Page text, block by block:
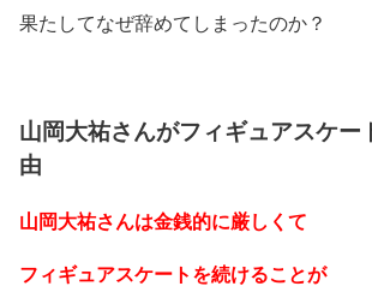
果たしてなぜ辞めてしまったのか？
山岡大祐さんがフィギュアスケー
由
山岡大祐さんは金銭的に厳しくて
フィギュアスケートを続けることが